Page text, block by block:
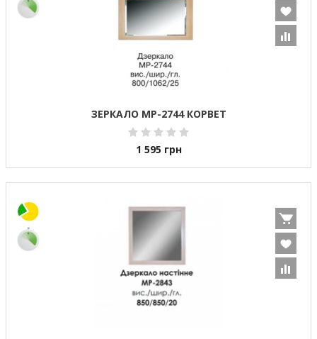
ЗЕРКАЛО МР-2744 КОРВЕТ
1 595 грн